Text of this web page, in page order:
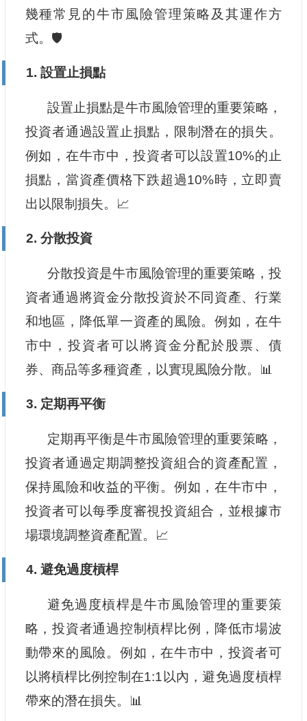
幾種常見的牛市風險管理策略及其運作方
式。🛡️
1. 設置止損點
設置止損點是牛市風險管理的重要策略，
投資者通過設置止損點，限制潛在的損失。
例如，在牛市中，投資者可以設置10%的止
損點，當資產價格下跌超過10%時，立即賣
出以限制損失。📈
2. 分散投資
分散投資是牛市風險管理的重要策略，投
資者通過將資金分散投資於不同資產、行業
和地區，降低單一資產的風險。例如，在牛
市中，投資者可以將資金分配於股票、債
券、商品等多種資產，以實現風險分散。📊
3. 定期再平衡
定期再平衡是牛市風險管理的重要策略，
投資者通過定期調整投資組合的資產配置，
保持風險和收益的平衡。例如，在牛市中，
投資者可以每季度審視投資組合，並根據市
場環境調整資產配置。📈
4. 避免過度槓桿
避免過度槓桿是牛市風險管理的重要策
略，投資者通過控制槓桿比例，降低市場波
動帶來的風險。例如，在牛市中，投資者可
以將槓桿比例控制在1:1以內，避免過度槓桿
帶來的潛在損失。📊